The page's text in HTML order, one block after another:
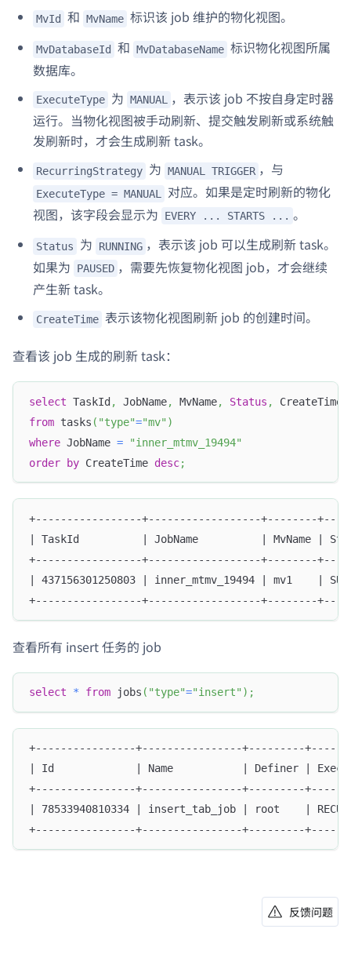
MvId 和 MvName 标识该 job 维护的物化视图。
MvDatabaseId 和 MvDatabaseName 标识物化视图所属
数据库。
ExecuteType 为 MANUAL
，表示该 job 不按自身定时器
运行。当物化视图被手动刷新、提交触发刷新或系统触
发刷新时，才会生成刷新 task。
RecurringStrategy 为 MANUAL TRIGGER ，与
ExecuteType = MANUAL
对应。如果是定时刷新的物化
视图，该字段会显示为
EVERY ... STARTS ... 。
Status 为 RUNNING ，表示该 job 可以生成刷新 task。
如果为
PAUSED ，需要先恢复物化视图 job，才会继续
产生新 task。
CreateTime 表示该物化视图刷新 job 的创建时间。
查看该 job 生成的刷新 task：
select TaskId , JobName, MvName, Status , CreateTime
from tasks ( "type"="mv" )
where JobName =
"inner_mtmv_19494"
order
by CreateTime desc;
+-----------------+------------------+--------
| TaskId          | JobName          | MvName |
+-----------------+------------------+--------
| 437156301250803 | inner_mtmv_19494 | mv1    |
+-----------------+------------------+--------
查看所有 insert 任务的 job
select * from jobs ( "type"="insert" ) ;
+----------------+----------------+---------
| Id             | Name           | Definer |
+----------------+----------------+---------
| 78533940810334 | insert_tab_job | root    |
+----------------+----------------+---------
反馈问题